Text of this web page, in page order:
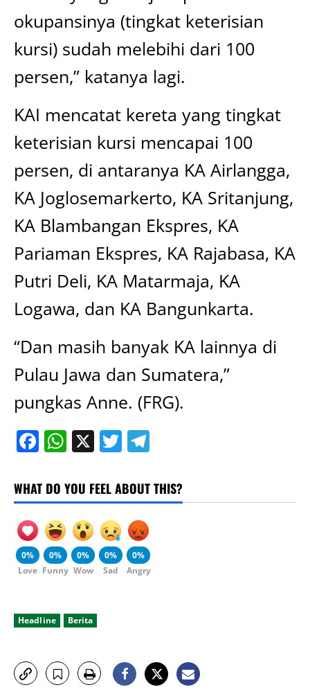
okupansinya (tingkat keterisian
kursi) sudah melebihi dari 100
persen,” katanya lagi.
KAI mencatat kereta yang tingkat
keterisian kursi mencapai 100
persen, di antaranya KA Airlangga,
KA Joglosemarkerto, KA Sritanjung,
KA Blambangan Ekspres, KA
Pariaman Ekspres, KA Rajabasa, KA
Putri Deli, KA Matarmaja, KA
Logawa, dan KA Bangunkarta.
“Dan masih banyak KA lainnya di
Pulau Jawa dan Sumatera,”
pungkas Anne. (FRG).
Facebook
WhatsApp
X Twitter
WHAT DO YOU FEEL ABOUT THIS?
0%
Love
0%
Funny
0%
Wow
0%
Sad
0%
Angry
Headline Berita